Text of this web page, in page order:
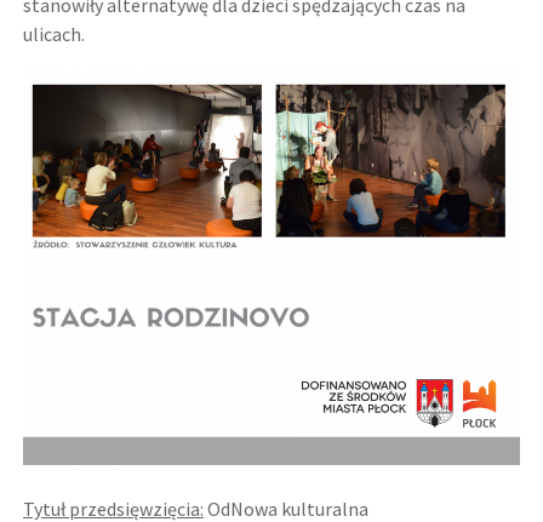
stanowiły alternatywę dla dzieci spędzających czas na
ulicach.
Tytuł przedsięwzięcia: OdNowa kulturalna